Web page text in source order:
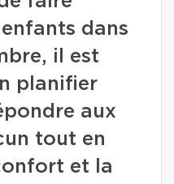
dans
il est
planifier
aux
tout en
et la